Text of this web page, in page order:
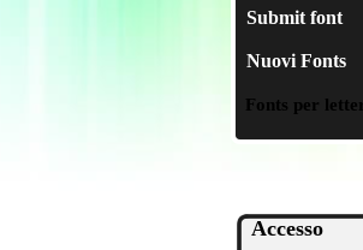
Submit font
Nuovi Fonts
Fonts per
Accesso